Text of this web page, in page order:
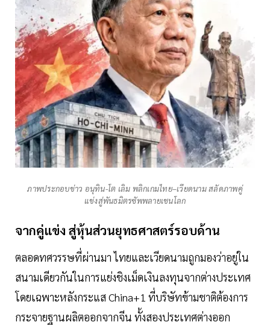
ภาพประกอบข่าว อนุทิน-โต เลิม พลิกเกมไทย–เวียดนาม สลัดภาพคู่
แข่งสู่พันธมิตรซัพพลายเชนโลก
จากคู่แข่ง สู่หุ้นส่วนยุทธศาสตร์รอบด้าน
ตลอดทศวรรษที่ผ่านมา ไทยและเวียดนามถูกมองว่าอยู่ใน
สนามเดียวกันในการแย่งชิงเม็ดเงินลงทุนจากต่างประเทศ
โดยเฉพาะหลังกระแส China+1 ที่บริษัทข้ามชาติต้องการ
กระจายฐานผลิตออกจากจีน ทั้งสองประเทศต่างออก